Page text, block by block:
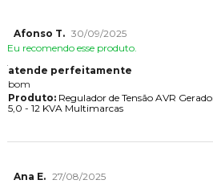
Afonso T. 30/09/2025
Eu recomendo esse produto.
atende perfeitamente
bom
Produto:Regulador de Tensão AVR
5,0 - 12 KVA Multimarcas
Ana E. 27/08/2025